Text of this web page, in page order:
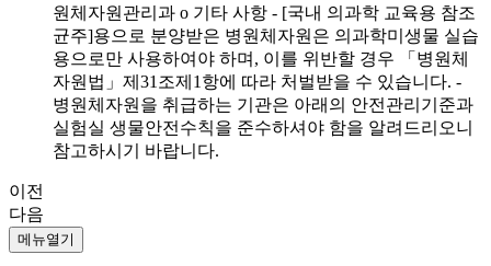
원체자원관리과 o 기타 사항 - [국내 의과학 교육용 참조
균주]용으로 분양받은 병원체자원은 의과학미생물 실습
용으로만 사용하여야 하며, 이를 위반할 경우 「병원체
자원법」제31조제1항에 따라 처벌받을 수 있습니다. -
병원체자원을 취급하는 기관은 아래의 안전관리기준과
실험실 생물안전수칙을 준수하셔야 함을 알려드리오니
참고하시기 바랍니다.
이전
다음
메뉴열기